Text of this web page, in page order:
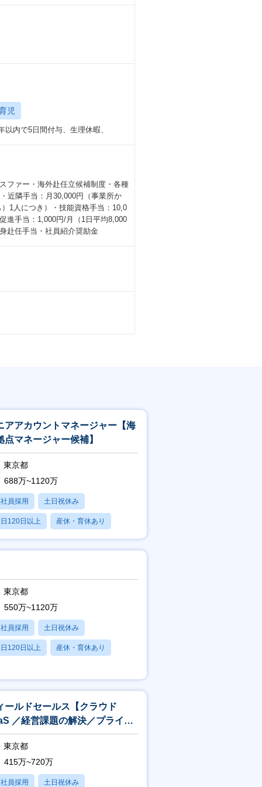
児
内で5日間付与、生理休暇、
ファー・海外赴任立候補制度・各種
近隣手当：月30,000円（事業所か
1人につき）・技能資格手当：10,0
進手当：1,000円/月（1日平均8,000
赴任手当・社員紹介奨励金
アアカウントマネージャー【海
点マネージャー候補】
東京都
688万~1120万
員採用 土日祝休み
120日以上 産休・育休あり
業20時間以内
東京都
550万~1120万
員採用 土日祝休み
120日以上 産休・育休あり
ールドセールス【クラウド
／経営課題の解決／プライム
】
東京都
415万~720万
員採用 土日祝休み